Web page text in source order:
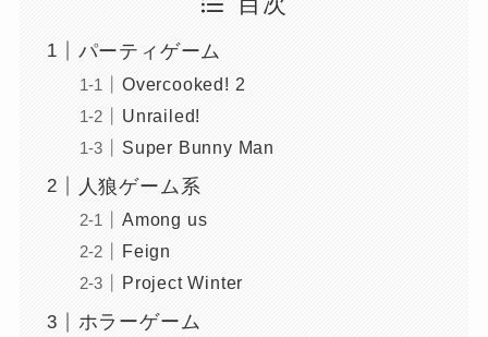
パーティゲーム
Overcooked! 2
Unrailed!
Super Bunny Man
人狼ゲーム系
Among us
Feign
Project Winter
ホラーゲーム